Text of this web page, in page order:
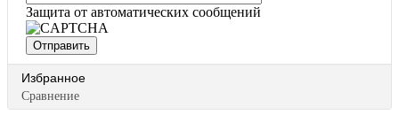
Защита от автоматических сообщений
Избранное
Сравнение